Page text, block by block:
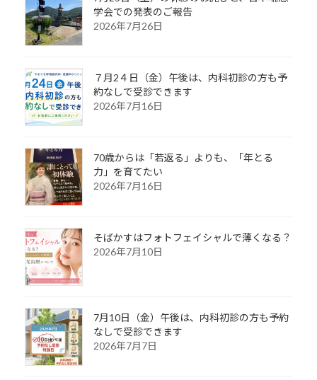
学会での発表のご報告
2026年7月26日
７月2４日（金）午後は、内科初診の方も予
約なしで受診できます
2026年7月16日
70歳からは「若返る」よりも、「年とる
力」を育てたい
2026年7月16日
そばかすはフォトフェイシャルで薄くなる？
2026年7月10日
7月10日（金）午後は、内科初診の方も予約
なしで受診できます
2026年7月7日